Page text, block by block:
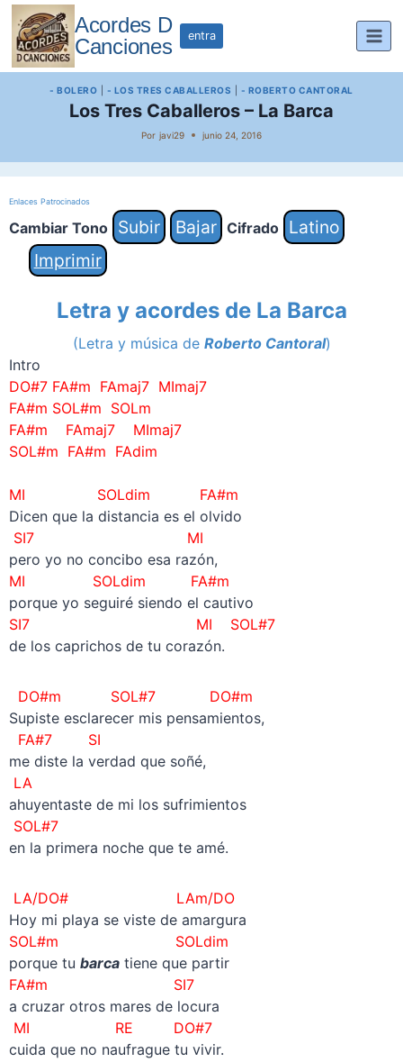
Saltar
contenido
Acordes D
Canciones
entra
- BOLERO - LOS TRES CABALLEROS - ROBERTO CANTORAL
Los Tres Caballeros – La Barca
Por javi29 junio 24, 2016
Enlaces Patrocinados
Cambiar Tono Subir Bajar Cifrado
Latino
Imprimir
Letra y acordes de La Barca
(Letra y música de Roberto Cantoral)
Intro
DO#7 FA#m FAmaj7 MImaj7
FA#m SOL#m SOLm
FA#m FAmaj7 MImaj7
SOL#m FA#m FAdim
MI SOLdim FA#m
Dicen que la distancia es el olvido
SI7 MI
pero yo no concibo esa razón,
MI
SOLdim
FA#m
porque yo seguiré siendo el cautivo
SI7 MI SOL#7
de los caprichos de tu corazón.
DO#m SOL#7 DO#m
Supiste esclarecer mis pensamientos,
FA#7 SI
me diste la verdad que soñé,
LA
ahuyentaste de mi los sufrimientos
SOL#7
en la primera noche que te amé.
LA/DO# LAm/DO
Hoy mi playa se viste de amargura
SOL#m SOLdim
porque tu barcatiene que partir
FA#m SI7
a cruzar otros mares de locura
MI RE DO#7
cuida que no naufrague tu vivir.